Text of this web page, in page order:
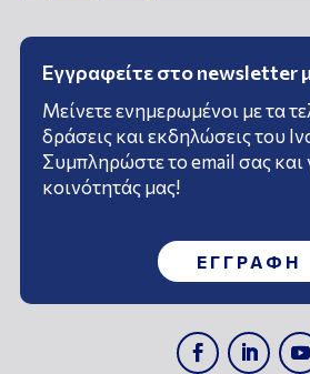
Εγγραφείτε στο newsletter
Μείνετε ενημερωμένοι με τα
δράσεις και εκδηλώσεις του
Συμπληρώστε το email σας και
κοινότητάς μας!
ΕΓΓΡΑΦΗ